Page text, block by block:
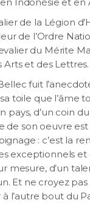
de la Légion
de l’Ordre
du Mérite
Arts et des Lettres.
fuit
toile que l’âme
pays, d’un coin
de son oeuvre
: c’est la
exceptionnels et
mesure, d’un
Et ne croyez pas
à l’autre bout du